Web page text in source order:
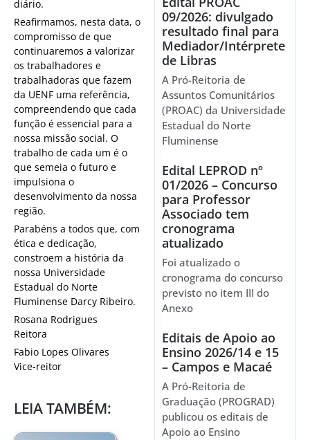
diário.
Reafirmamos, nesta data, o
compromisso de que
continuaremos a valorizar
os trabalhadores e
trabalhadoras que fazem
da UENF uma referência,
compreendendo que cada
função é essencial para a
nossa missão social. O
trabalho de cada um é o
que semeia o futuro e
impulsiona o
desenvolvimento da nossa
região.
Parabéns a todos que, com
ética e dedicação,
constroem a história da
nossa Universidade
Estadual do Norte
Fluminense Darcy Ribeiro.
Rosana Rodrigues
Reitora
Fabio Lopes Olivares
Vice-reitor
LEIA TAMBÉM:
09/2026: divulgado
resultado final para
Mediador/Intérprete
de Libras
A Pró-Reitoria de
Assuntos Comunitários
(PROAC) da Universidade
Estadual do Norte
Fluminense
Edital LEPROD nº
01/2026 – Concurso
para Professor
Associado tem
cronograma
atualizado
Foi atualizado o
cronograma do concurso
previsto no item III do
Anexo
Editais de Apoio ao
Ensino 2026/14 e 15
– Campos e Macaé
A Pró-Reitoria de
Graduação (PROGRAD)
publicou os editais de
Apoio ao Ensino